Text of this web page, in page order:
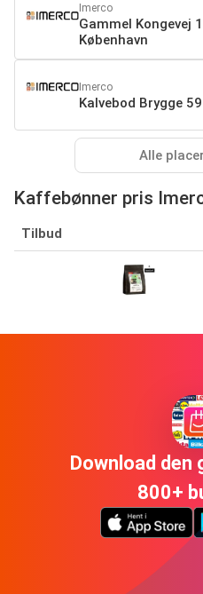
Imerco
Gammel Kongevej
København
Imerco
Kalvebod Brygge
Alle
Kaffebønner pris
Tilbud
Download den
800+